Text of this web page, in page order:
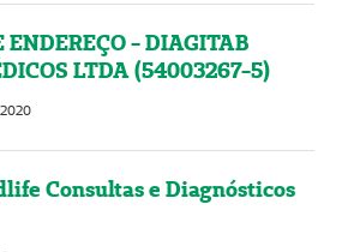
- DIAGITAB
LTDA (54003267-5)
Consultas e Diagnósticos